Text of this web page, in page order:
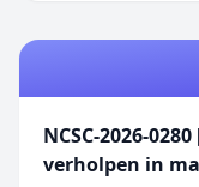
Staatscourant
NCSC-2026-
verholpen in